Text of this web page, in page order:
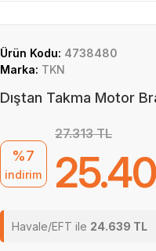
Ürün Kodu: 4738480
Marka: TKN
Dıştan Takma Motor
%7
indirim
27.313 TL
Havale/EFT ile 24.639 TL